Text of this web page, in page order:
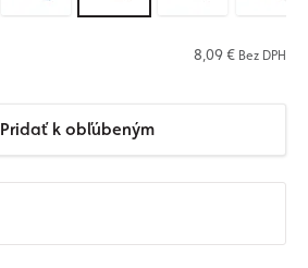
8,09 € Bez DPH
Pridať k obľúbeným